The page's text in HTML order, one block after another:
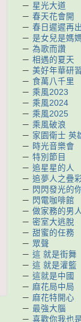
－ 星光大道
－ 春天花會開
－ 春日遲遲再
－ 是女兒是媽
－ 為歌而讚
－ 相遇的夏天
－ 美好年華研
－ 食萬八千里
－ 乘風2023
－ 乘風2024
－ 乘風2025
－ 乘風破浪
－ 家園衛士 英
－ 時光音樂會
－ 特別節目
－ 追星星的人
－ 追夢人之疊
－ 閃閃發光的
－ 閃電咖啡館
－ 做家務的男人
－ 密室大逃脫
－ 甜蜜的任務
－ 眾聲
－ 這 就是街舞
－ 這 就是灌籃
－ 這就是中國
－ 麻花局中局
－ 麻花特開心
－ 最強大腦
－ 喜歡你我也